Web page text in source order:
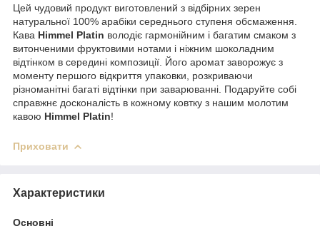
Цей чудовий продукт виготовлений з відбірних зерен
натуральної 100% арабіки середнього ступеня обсмаження.
Кава Himmel Platin володіє гармонійним і багатим смаком з
витонченими фруктовими нотами і ніжним шоколадним
відтінком в середині композиції. Його аромат заворожує з
моменту першого відкриття упаковки, розкриваючи
різноманітні багаті відтінки при заварюванні. Подаруйте собі
справжнє досконалість в кожному ковтку з нашим молотим
кавою Himmel Platin!
Приховати
Характеристики
Основні